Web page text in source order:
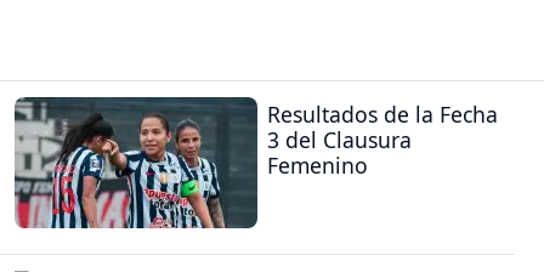
Resultados de la Fecha
3 del Clausura
Femenino